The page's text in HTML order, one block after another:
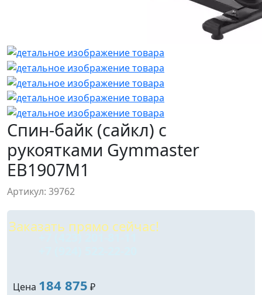
Спин-байк (сайкл) с
рукоятками Gymmaster
EB1907M1
Артикул: 39762
Заказать прямо сейчас!
+7 (423) 201-81-11
Цена 184 875 ₽